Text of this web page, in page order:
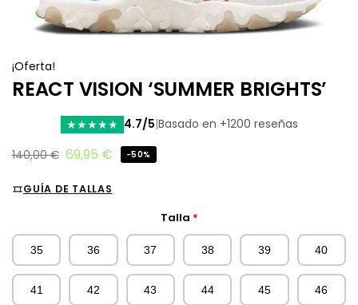
¡Oferta!
REACT VISION ‘SUMMER BRIGHTS’
★★★★★ 4.7/5|Basado en +1200 reseñas
140,00€ 69,95 € -50%
GUÍA DE TALLAS
Talla *
35 36 37 38 39 40
41 42 43 44 45 46